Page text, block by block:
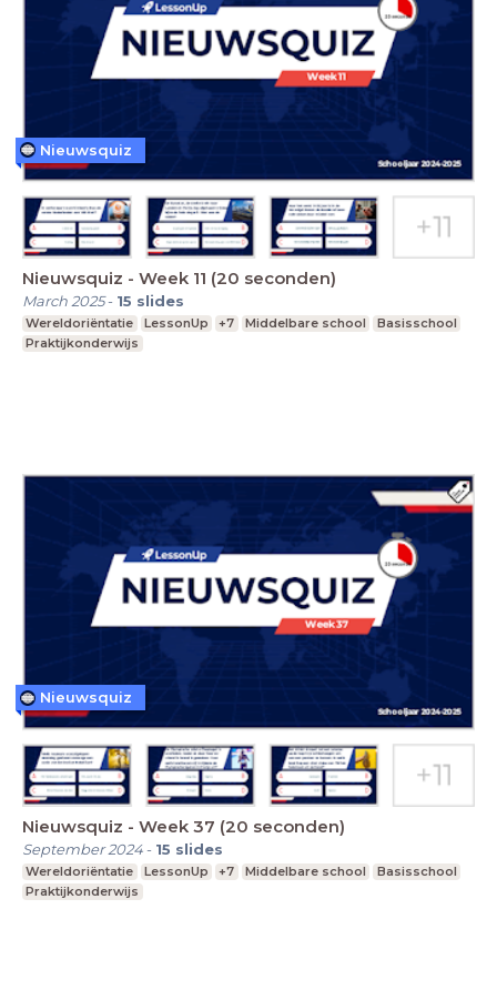
Nieuwsquiz - Week 11 (20 seconden)
March 2025- 15 slides
Wereldoriëntatie LessonUp +7 Middelbare school
Basisschool
Praktijkonderwijs
Nieuwsquiz
Nieuwsquiz - Week 37 (20 seconden)
September 2024- 15 slides
Wereldoriëntatie LessonUp +7 Middelbare school
Basisschool
Praktijkonderwijs
Nieuwsquiz